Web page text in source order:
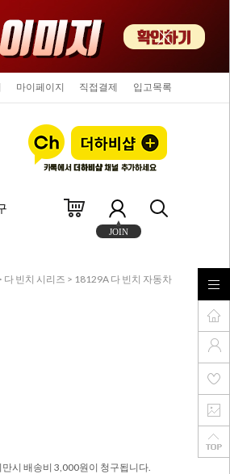
마이페이지 직접결제 입고목록
JOIN
다 빈치 시리즈 > 18129A 다 빈치 자동차
시 배송비 3,000원이 청구됩니다.